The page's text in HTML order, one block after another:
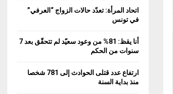
اتحاد المرأة: تعدّد حالات الزواج “العرفي”
في تونس
أنا يقظ: 81% من وعود سعيّد لم تتحقّق بعد 7
سنوات من الحكم
ارتفاع عدد قتلى الحوادث إلى 781 شخصا
منذ بداية السنة